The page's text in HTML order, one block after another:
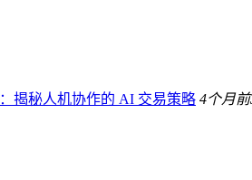
揭秘人机协作的 AI 交易策略 4个月前